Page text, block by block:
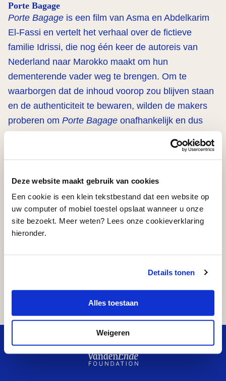
Deze website maakt gebruik van cookies
Een cookie is een klein tekstbestand dat een website op
uw computer of mobiel toestel opslaat wanneer u onze
site bezoekt. Meer weten? Lees onze cookieverklaring
hieronder.
Details tonen
Alles toestaan
Weigeren
Porte Bagage
Porte Bagage is een film van Asma en Abdelkarim
El-Fassi en vertelt het verhaal over de fictieve
familie Idrissi, die nog één keer de autoreis van
Nederland naar Marokko maakt om hun
dementerende vader weg te brengen. Om te
waarborgen dat de inhoud voorop zou blijven staan
en de authenticiteit te bewaren, wilden de makers
proberen om Porte Bagage onafhankelijk en dus
Dankzij commerciële samenwerkingen en het
financiering voor de film rondgekomen.
De VandenEnde Foundation droeg € 90.000,- bij ten
behoeve van het produceren van de speelfilm.